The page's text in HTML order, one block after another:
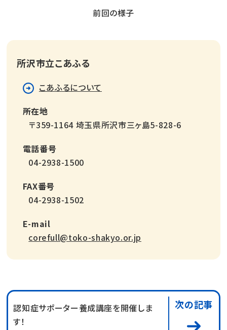
前回の様子
所沢市立こあふる
こあふるについて
所在地
〒359-1164 埼玉県所沢市三ヶ島5-828-6
電話番号
04-2938-1500
FAX番号
04-2938-1502
E-mail
corefull@toko-shakyo.or.jp
認知症サポーター養成講座を開催しま
す！
次の記事